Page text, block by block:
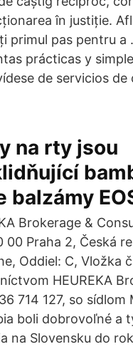
în justiție.
primul pas pentru a
prácticas y
de servicios
na rty jsou
Brokerage &
00 Praha 2, Česká
Oddiel: C, Vložka
HEUREKA
714 127, so sídlom
boli dobrovoľné a
na Slovensku do